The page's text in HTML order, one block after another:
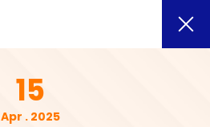
15
Apr . 2025